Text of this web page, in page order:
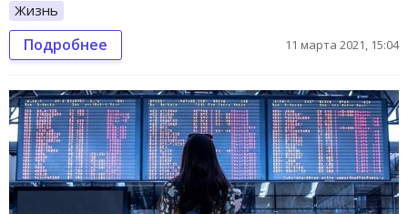
Жизнь
Подробнее 11 марта 2021, 15:04